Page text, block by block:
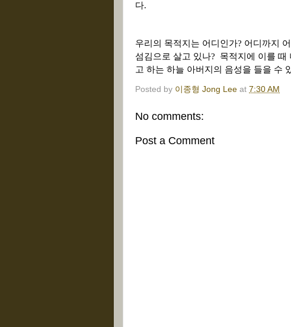
다.
우리의 목적지는 어디인가? 어디까지
섬김으로 살고 있나?
목적지에 이를 때
고 하는 하늘 아버지의 음성을 들을 수
Posted by 이종형 Jong Lee at 7:30 AM
No comments:
Post a Comment